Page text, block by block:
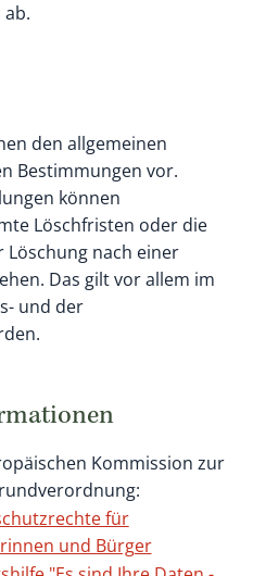
ab.
den allgemeinen
Bestimmungen vor.
können
Löschfristen oder die
nach einer
Das gilt vor allem im
und der
Kommission zur
für
und Bürger